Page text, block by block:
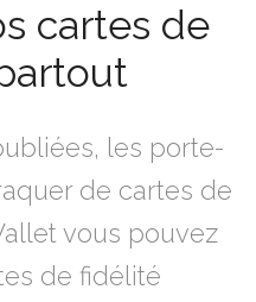
cartes de
les porte-
de cartes de
vous pouvez
de fidélité